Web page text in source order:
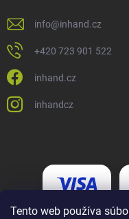
Tento web používa
info@inhand.cz
+420 723 901 522
inhand.cz
inhandcz